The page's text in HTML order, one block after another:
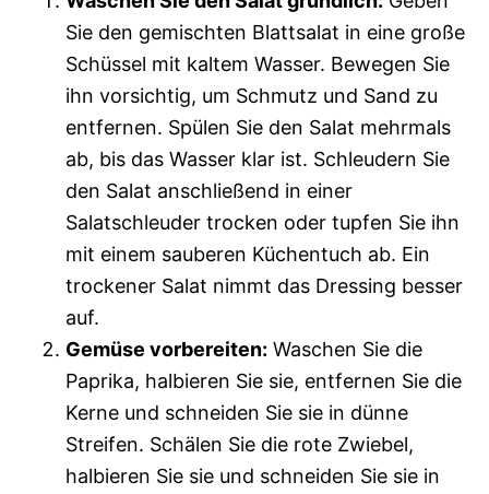
Sie den gemischten Blattsalat in eine große
Schüssel mit kaltem Wasser. Bewegen Sie
ihn vorsichtig, um Schmutz und Sand zu
entfernen. Spülen Sie den Salat mehrmals
ab, bis das Wasser klar ist. Schleudern Sie
den Salat anschließend in einer
Salatschleuder trocken oder tupfen Sie ihn
mit einem sauberen Küchentuch ab. Ein
trockener Salat nimmt das Dressing besser
auf.
Gemüse vorbereiten: Waschen Sie die
Paprika, halbieren Sie sie, entfernen Sie die
Kerne und schneiden Sie sie in dünne
Streifen. Schälen Sie die rote Zwiebel,
halbieren Sie sie und schneiden Sie sie in